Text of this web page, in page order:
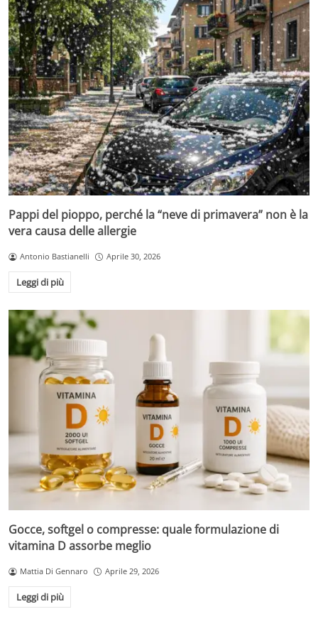
Pappi del pioppo, perché la “neve di primavera” non è la
vera causa delle allergie
Antonio Bastianelli Aprile 30, 2026
Leggi di più
Gocce, softgel o compresse: quale formulazione di
vitamina D assorbe meglio
Mattia Di Gennaro Aprile 29, 2026
Leggi di più